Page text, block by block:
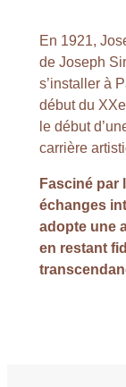
En 1921,
de Joseph
s’installer à
début du
le début
carrière
Fasciné par
échanges
adopte une
en restant